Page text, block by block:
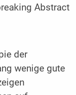
Abstract
der
wenige gute